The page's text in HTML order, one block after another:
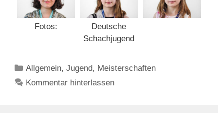
Fotos:
Deutsche
Schachjugend
Kategorien
Allgemein,Jugend, Meisterschaften
Kommentar hinterlassen